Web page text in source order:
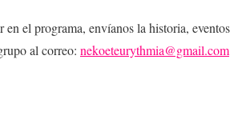
en el programa, envíanos la historia, eventos
al correo: nekoeteurythmia@gmail.com